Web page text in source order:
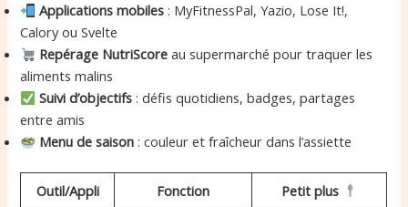
Applications mobiles : MyFitnessPal, Yazio, Lose It!,
Calory ou Svelte
Repérage NutriScoreau supermarché pour traquer les
aliments malins
Suivi d’objectifs : défis quotidiens, badges, partages
entre amis
Menu de saison : couleur et fraîcheur dans l’assiette
Outil/Appli Fonction Petit plus